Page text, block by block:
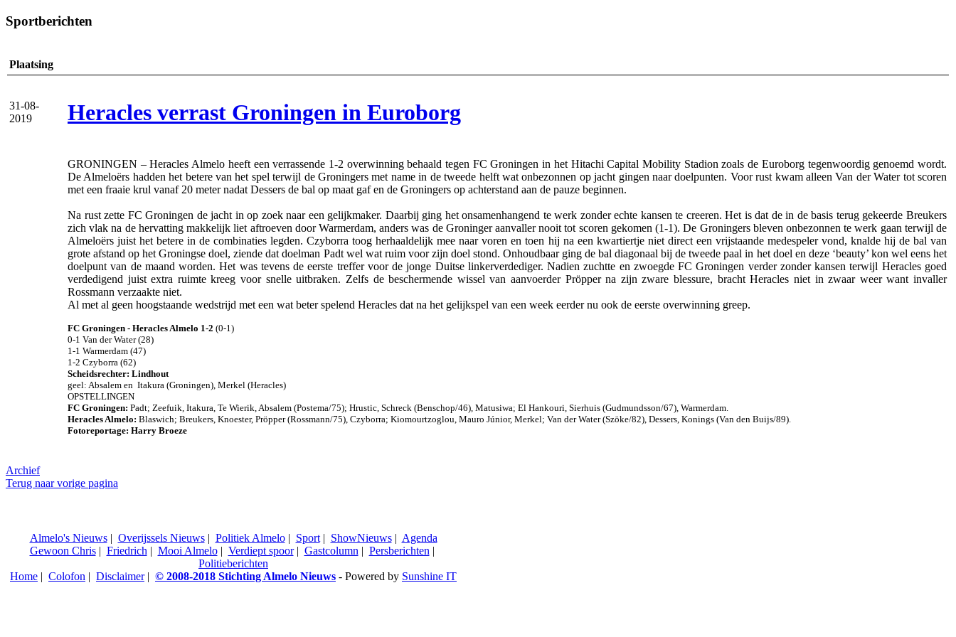
Sportberichten
Plaatsing
31-08-
2019
Heracles verrast Groningen in Euroborg
GRONINGEN – Heracles Almelo heeft een verrassende 1-2 overwinning behaald tegen FC Groningen in het Hitachi Capital Mobility Stadion zoals de Euroborg tegenwoordig genoemd wordt.
De Almeloërs hadden het betere van het spel terwijl de Groningers met name in de tweede helft wat onbezonnen op jacht gingen naar doelpunten. Voor rust kwam alleen Van der Water tot scoren
met een fraaie krul vanaf 20 meter nadat Dessers de bal op maat gaf en de Groningers op achterstand aan de pauze beginnen.
Na rust zette FC Groningen de jacht in op zoek naar een gelijkmaker. Daarbij ging het onsamenhangend te werk zonder echte kansen te creeren. Het is dat de in de basis terug gekeerde Breukers
zich vlak na de hervatting makkelijk liet aftroeven door Warmerdam, anders was de Groninger aanvaller nooit tot scoren gekomen (1-1). De Groningers bleven onbezonnen te werk gaan terwijl de
Almeloërs juist het betere in de combinaties legden. Czyborra toog herhaaldelijk mee naar voren en toen hij na een kwartiertje niet direct een vrijstaande medespeler vond, knalde hij de bal van
grote afstand op het Groningse doel, ziende dat doelman Padt wel wat ruim voor zijn doel stond. Onhoudbaar ging de bal diagonaal bij de tweede paal in het doel en deze ‘beauty’ kon wel eens het
doelpunt van de maand worden. Het was tevens de eerste treffer voor de jonge Duitse linkerverdediger. Nadien zuchtte en zwoegde FC Groningen verder zonder kansen terwijl Heracles goed
verdedigend juist extra ruimte kreeg voor snelle uitbraken. Zelfs de beschermende wissel van aanvoerder Pröpper na zijn zware blessure, bracht Heracles niet in zwaar weer want invaller
Rossmann verzaakte niet.
Al met al geen hoogstaande wedstrijd met een wat beter spelend Heracles dat na het gelijkspel van een week eerder nu ook de eerste overwinning greep.
FC Groningen - Heracles Almelo 1-2 (0-1)
0-1 Van der Water (28)
1-1 Warmerdam (47)
1-2 Czyborra (62)
Scheidsrechter: Lindhout
geel: Absalem en Itakura (Groningen), Merkel (Heracles)
OPSTELLINGEN
FC Groningen: Padt; Zeefuik, Itakura, Te Wierik, Absalem (Postema/75); Hrustic, Schreck (Benschop/46), Matusiwa; El Hankouri, Sierhuis (Gudmundsson/67), Warmerdam.
Heracles Almelo: Blaswich; Breukers, Knoester, Pröpper (Rossmann/75), Czyborra; Kiomourtzoglou, Mauro Júnior, Merkel; Van der Water (Szöke/82), Dessers, Konings (Van den Buijs/89).
Fotoreportage: Harry Broeze
Archief
Terug naar vorige pagina
Almelo's Nieuws| Overijssels Nieuws| Politiek Almelo| Sport| ShowNieuws| Agenda
Gewoon Chris| Friedrich| Mooi Almelo| Verdiept spoor| Gastcolumn| Persberichten|
Politieberichten
Home | Colofon | Disclaimer| © 2008-2018 Stichting Almelo Nieuws - Powered by Sunshine IT